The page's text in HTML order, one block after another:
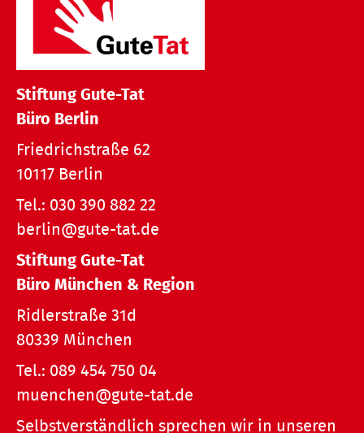
Stiftung Gute-Tat
Büro Berlin
Friedrichstraße 62
10117 Berlin
Tel.: 030 390 882 22
berlin@gute-tat.de
Stiftung Gute-Tat
Büro München & Region
Ridlerstraße 31d
80339 München
Tel.: 089 454 750 04
muenchen@gute-tat.de
Selbstverständlich sprechen wir in unseren